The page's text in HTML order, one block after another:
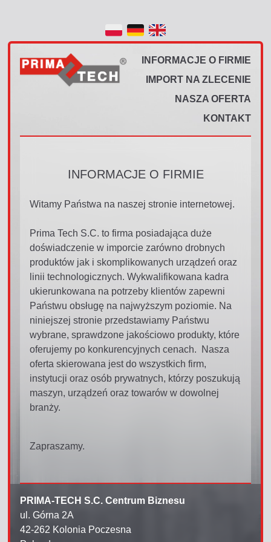
INFORMACJE O FIRMIE
IMPORT NA ZLECENIE
NASZA OFERTA
KONTAKT
INFORMACJE O FIRMIE
Witamy Państwa na naszej stronie internetowej.
Prima Tech S.C. to firma posiadająca duże
doświadczenie w imporcie zarówno drobnych
produktów jak i skomplikowanych urządzeń oraz
linii technologicznych. Wykwalifikowana kadra
ukierunkowana na potrzeby klientów zapewni
Państwu obsługę na najwyższym poziomie. Na
niniejszej stronie przedstawiamy Państwu
wybrane, sprawdzone jakościowo produkty, które
oferujemy po konkurencyjnych cenach. Nasza
oferta skierowana jest do wszystkich firm,
instytucji oraz osób prywatnych, którzy poszukują
maszyn, urządzeń oraz towarów w dowolnej
branży.
Zapraszamy.
PRIMA-TECH S.C. Centrum Biznesu
ul. Górna 2A
42-262 Kolonia Poczesna